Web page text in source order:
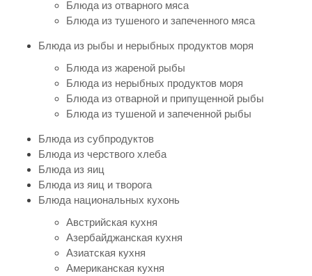
Блюда из отварного мяса
Блюда из тушеного и запеченного мяса
Блюда из рыбы и нерыбных продуктов моря
Блюда из жареной рыбы
Блюда из нерыбных продуктов моря
Блюда из отварной и припущенной рыбы
Блюда из тушеной и запеченной рыбы
Блюда из субпродуктов
Блюда из черствого хлеба
Блюда из яиц
Блюда из яиц и творога
Блюда национальных кухонь
Австрийская кухня
Азербайджанская кухня
Азиатская кухня
Американская кухня